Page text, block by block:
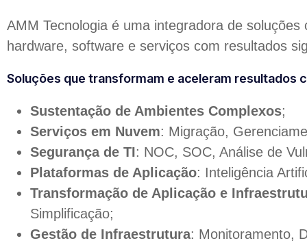
AMM Tecnologia é uma integradora de
hardware, software e serviços com resultados
Soluções que transformam e aceleram resultados
Sustentação de Ambientes Complexos;
Serviços em Nuvem: Migração,
Segurança de TI: NOC, SOC, Análise de
Plataformas de Aplicação: Inteligência
Transformação de Aplicação e
Simplificação;
Gestão de Infraestrutura: Monitoramento,